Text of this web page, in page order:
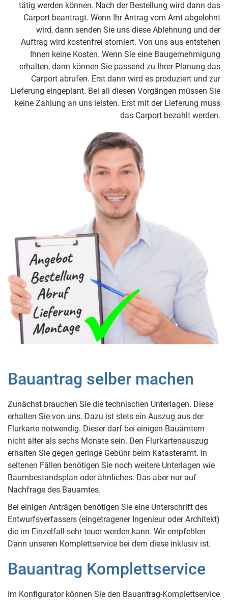
tätig werden können. Nach der Bestellung wird dann das
Carport beantragt. Wenn Ihr Antrag vom Amt abgelehnt
wird, dann senden Sie uns diese Ablehnung und der
Auftrag wird kostenfrei storniert. Von uns aus entstehen
Ihnen keine Kosten. Wenn Sie eine Baugemehmigung
erhalten, dann können Sie passend zu Ihrer Planung das
Carport abrufen. Erst dann wird es produziert und zur
Lieferung eingeplant. Bei all diesen Vorgängen müssen Sie
keine Zahlung an uns leisten. Erst mit der Lieferung muss
das Carport bezahlt werden.
Bauantrag selber machen
Zunächst brauchen Sie die technischen Unterlagen. Diese
erhalten Sie von uns. Dazu ist stets ein Auszug aus der
Flurkarte notwendig. Dieser darf bei einigen Bauämtern
nicht älter als sechs Monate sein. Den Flurkartenauszug
erhalten Sie gegen geringe Gebühr beim Katasteramt. In
seltenen Fällen benötigen Sie noch weitere Unterlagen wie
Baumbestandsplan oder ähnliches. Das aber nur auf
Nachfrage des Bauamtes.
Bei einigen Anträgen benötigen Sie eine Unterschrift des
Entwurfsverfassers (eingetragener Ingenieur oder Architekt)
die im Einzelfall sehr teuer werden kann. Wir empfehlen
Dann unseren Komplettservice bei dem diese inklusiv ist.
Bauantrag Komplettservice
Im Konfigurator können Sie den Bauantrag-Komplettservice